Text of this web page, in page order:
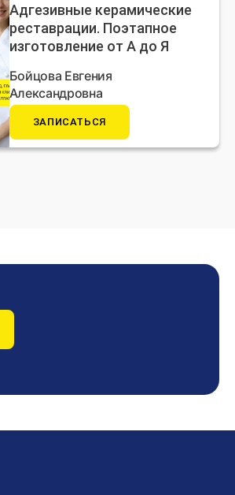
Адгезивные керамические
реставрации. Поэтапное
изготовление от А до Я
Бойцова Евгения
Александровна
ЗАПИСАТЬСЯ